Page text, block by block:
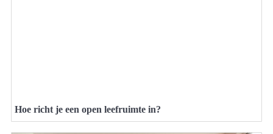
Hoe richt je een open leefruimte in?